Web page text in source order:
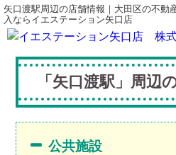
矢口渡駅周辺の店舗情報｜大田区の不動
入ならイエステーション矢口店
「矢口渡駅」周辺
公共施設